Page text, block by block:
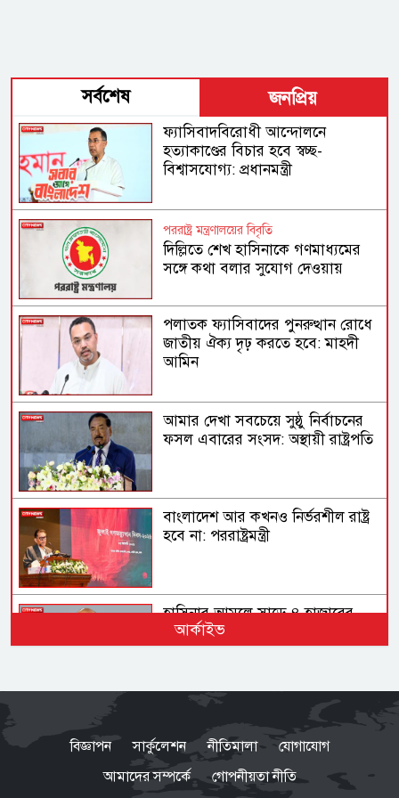
সর্বশেষ জনপ্রিয়
ফ্যাসিবাদবিরোধী আন্দোলনে
হত্যাকাণ্ডের বিচার হবে স্বচ্ছ-
বিশ্বাসযোগ্য: প্রধানমন্ত্রী
পররাষ্ট্র মন্ত্রণালয়ের বিবৃতি
দিল্লিতে শেখ হাসিনাকে গণমাধ্যমের
সঙ্গে কথা বলার সুযোগ দেওয়ায়
পলাতক ফ্যাসিবাদের পুনরুত্থান রোধে
জাতীয় ঐক্য দৃঢ় করতে হবে: মাহদী
আমিন
আমার দেখা সবচেয়ে সুষ্ঠু নির্বাচনের
ফসল এবারের সংসদ: অস্থায়ী রাষ্ট্রপতি
বাংলাদেশ আর কখনও নির্ভরশীল রাষ্ট্র
হবে না: পররাষ্ট্রমন্ত্রী
হাসিনার আমলে সাড়ে ৪ হাজারের
বেশি মানুষ হত্যার শিকার: আইনমন্ত্রী
আর্কাইভ
বিজ্ঞাপন সার্কুলেশন নীতিমালা
যোগাযোগ
আমাদের সম্পর্কে
গোপনীয়তা নীতি